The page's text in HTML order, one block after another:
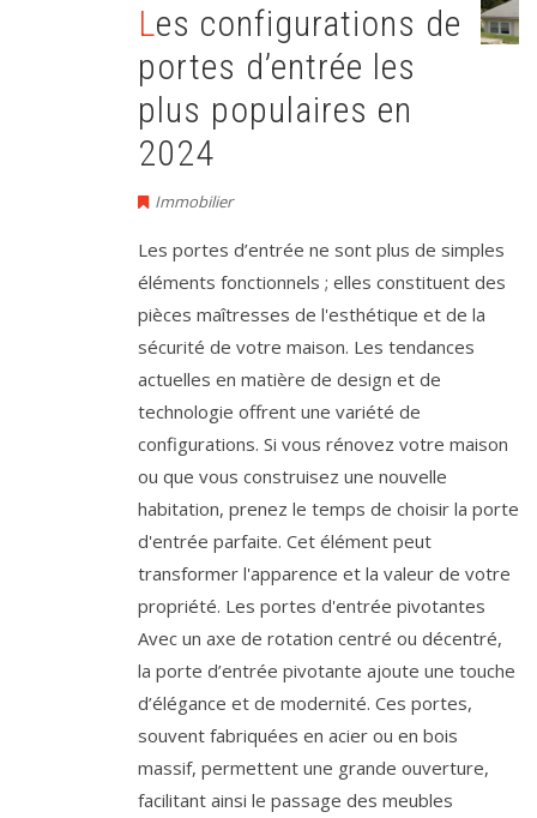
Les configurations de
portes d’entrée les
plus populaires en
2024
Immobilier
Les portes d’entrée ne sont plus de simples
éléments fonctionnels ; elles constituent des
pièces maîtresses de l'esthétique et de la
sécurité de votre maison. Les tendances
actuelles en matière de design et de
technologie offrent une variété de
configurations. Si vous rénovez votre maison
ou que vous construisez une nouvelle
habitation, prenez le temps de choisir la porte
d'entrée parfaite. Cet élément peut
transformer l'apparence et la valeur de votre
propriété. Les portes d'entrée pivotantes
Avec un axe de rotation centré ou décentré,
la porte d’entrée pivotante ajoute une touche
d’élégance et de modernité. Ces portes,
souvent fabriquées en acier ou en bois
massif, permettent une grande ouverture,
facilitant ainsi le passage des meubles